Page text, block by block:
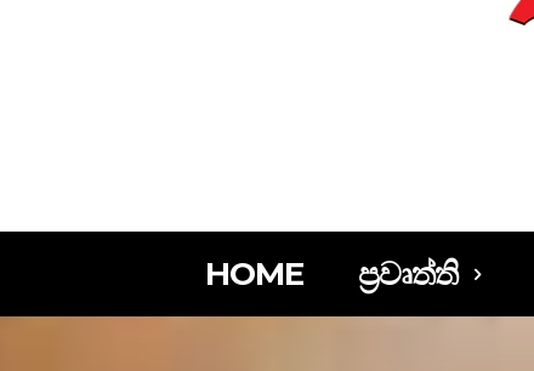
HOME ප්‍රවෘත්ති